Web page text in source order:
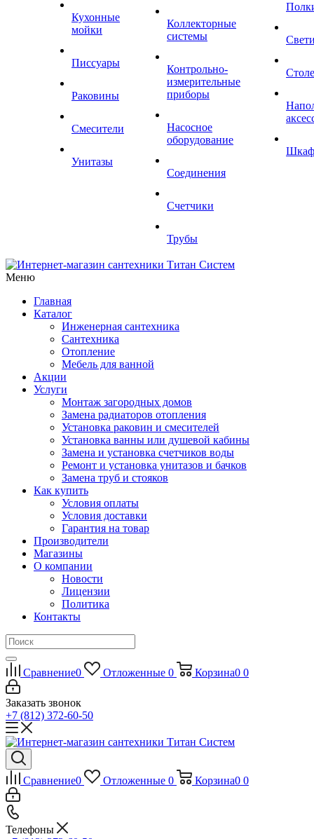
Кухонные
мойки
Писсуары
Раковины
Смесители
Унитазы
Коллекторные
системы
Контрольно-
измерительные
приборы
Насосное
оборудование
Соединения
Счетчики
Трубы
Меню
Главная
Каталог
Инженерная сантехника
Сантехника
Отопление
Мебель для ванной
Акции
Услуги
Монтаж загородных домов
Замена радиаторов отопления
Установка раковин и смесителей
Установка ванны или душевой кабины
Замена и установка счетчиков воды
Ремонт и установка унитазов и бачков
Замена труб и стояков
Как купить
Условия оплаты
Условия доставки
Гарантия на товар
Производители
Магазины
О компании
Новости
Лицензии
Политика
Контакты
Сравнение0 Отложенные 0 Корзина0 0
Заказать звонок
+7 (812) 372-60-50
Сравнение0 Отложенные 0 Корзина0 0
Телефоны